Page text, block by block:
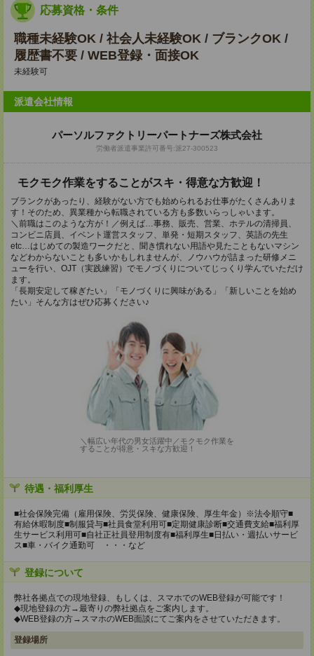
応募資格・条件
職種未経験OK / 社会人未経験OK / ブランクOK /
履歴書不要 / WEB登録・面接OK
未経験可
派遣会社情報
パーソルファクトリーパートナーズ株式会社
労働者派遣事業許可番号:派27-300523
モクモク作業をすることがスキ・得意な方歓迎！
ブランクがあったり、経験がない方でも始められるお仕事がたくさんありま
す！そのため、異業種から転職されている方も多数いらっしゃいます。
＼前職はこのような方が！／例えば…事務、販売、営業、ホテルの清掃員、
コンビニ店員、イベント運営スタッフ、単発・短期スタッフ、英語の先生
etc…はじめての製造ワークだと、聞き慣れない用語や見たこともないマシン
などわからないことも多いかもしれませんが、ノウハウが詰まった研修メニ
ューを行い、OJT（実践練習）でモノづくりについてじっくり学んでいただけ
ます。
「長期安定して稼ぎたい」「モノづくりに興味がある」「新しいことを始め
たい」そんな方はぜひ応募ください♪
＼幅広い年代の男女活躍中／モクモク作業を
することが得意・スキな方歓迎！
待遇・福利厚生
■社会保険完備（雇用保険、労災保険、健康保険、厚生年金）※法令順守■
有給休暇制度■制服貸与■社員食堂利用可■定期健康診断■交通費支給■福利厚
生サービス利用可■自社正社員登用制度有■福利厚生■日払い・週払いサービ
ス■車・バイク通勤可 ・・・など
登録について
弊社各拠点での現地登録、もしくは、スマホでのWEB登録が可能です！
◆現地登録の方→最寄りの弊社拠点をご案内します。
◆WEB登録の方→スマホのWEB面談にてご案内をさせていただきます。
登録場所